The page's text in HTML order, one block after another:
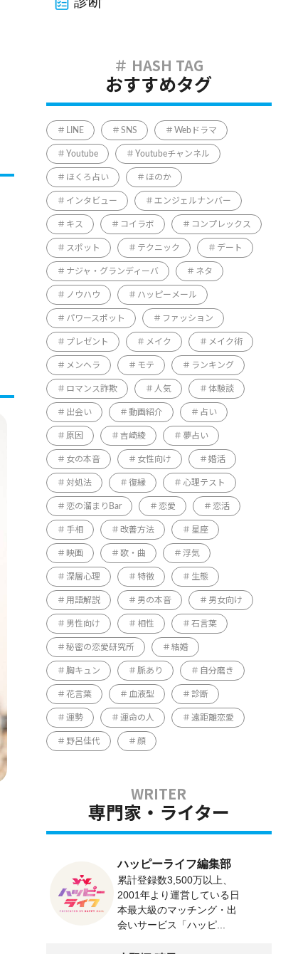
おすすめタグ
LINE SNS Webドラマ
Youtube Youtubeチャンネル
ほくろ占い ほのか
インタビュー エンジェルナンバー
キス コイラボ コンプレックス
スポット テクニック デート
ナジャ・グランディーバ ネタ
ノウハウ ハッピーメール
パワースポット ファッション
プレゼント メイク メイク術
メンヘラ モテ ランキング
ロマンス詐欺 人気 体験談
出会い 動画紹介 占い
原因 吉崎綾 夢占い
女の本音 女性向け 婚活
対処法 復縁 心理テスト
恋の溜まりBar 恋愛 恋活
手相 改善方法 星座
映画 歌・曲 浮気
深層心理 特徴 生態
用語解説 男の本音 男女向け
男性向け 相性 石言葉
秘密の恋愛研究所 結婚
胸キュン 脈あり 自分磨き
花言葉 血液型 診断
運勢 運命の人 遠距離恋愛
野呂佳代 顔
専門家・ライター
ハッピーライフ編集部
累計登録数3,500万以上、
2001年より運営している日
本最大級のマッチング・出
会いサービス「ハッピ...